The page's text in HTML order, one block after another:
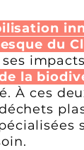
du
la
À ces